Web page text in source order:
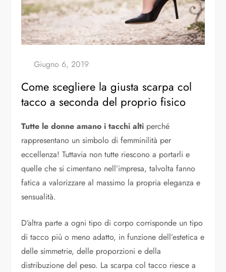
Come scegliere la giusta scarpa col
tacco a seconda del proprio fisico
Tutte le donne amano i tacchi alti perché
rappresentano un simbolo di femminilità per
eccellenza! Tuttavia non tutte riescono a portarli e
quelle che si cimentano nell’impresa, talvolta fanno
fatica a valorizzare al massimo la propria eleganza e
sensualità.
D’altra parte a ogni tipo di corpo corrisponde un tipo
di tacco più o meno adatto, in funzione dell’estetica e
delle simmetrie, delle proporzioni e della
distribuzione del peso. La scarpa col tacco riesce a